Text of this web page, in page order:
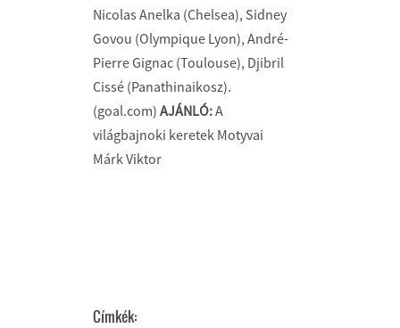
Nicolas Anelka (Chelsea), Sidney
Govou (Olympique Lyon), André-
Pierre Gignac (Toulouse), Djibril
Cissé (Panathinaikosz).
(goal.com) AJÁNLÓ:A
világbajnoki keretek Motyvai
Márk Viktor
Címkék: